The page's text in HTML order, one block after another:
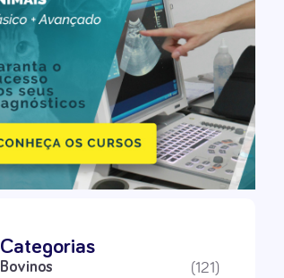
Categorias
Bovinos (121)